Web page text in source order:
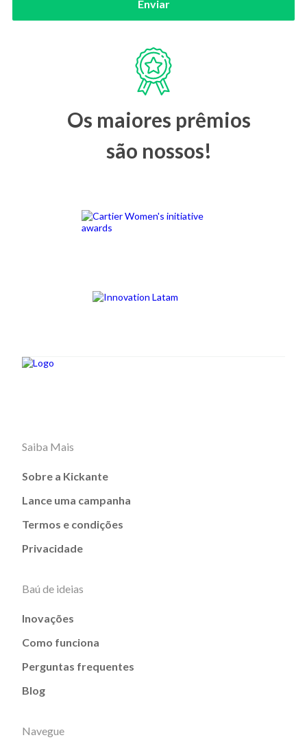
Enviar
Os maiores prêmios
são nossos!
Saiba Mais
Sobre a Kickante
Lance uma campanha
Termos e condições
Privacidade
Baú de ideias
Inovações
Como funciona
Perguntas frequentes
Blog
Navegue